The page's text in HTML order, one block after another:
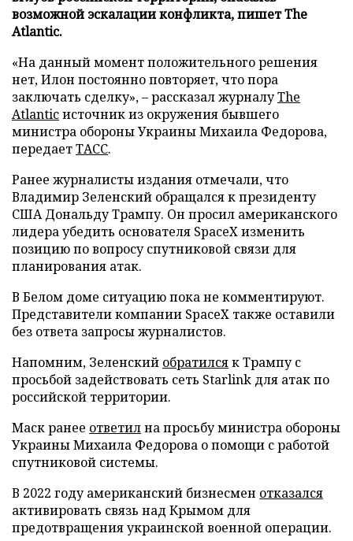
возможной эскалации конфликта, пишет The
Atlantic.
«На данный момент положительного решения
нет, Илон постоянно повторяет, что пора
заключать сделку», – рассказал журналуThe
Atlanticисточник из окружения бывшего
министра обороны Украины Михаила Федорова,
передаетТАСС.
Ранее журналисты издания отмечали, что
Владимир Зеленский обращался к президенту
США Дональду Трампу. Он просил американского
лидера убедить основателя SpaceX изменить
позицию по вопросу спутниковой связи для
планирования атак.
В Белом доме ситуацию пока не комментируют.
Представители компании SpaceX также оставили
без ответа запросы журналистов.
Напомним, Зеленский обратилсяк Трампу с
просьбой задействовать сеть Starlink для атак по
российской территории.
Маск ранее ответилна просьбу министра обороны
Украины Михаила Федорова о помощи с работой
спутниковой системы.
В 2022 году американский бизнесмен отказался
активировать связь над Крымом для
предотвращения украинской военной операции.